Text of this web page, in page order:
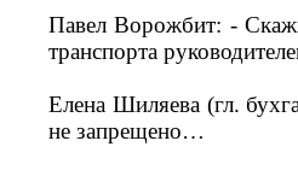
Павел Ворожбит: -
транспорта
Елена Шиляева (гл.
не запрещено…